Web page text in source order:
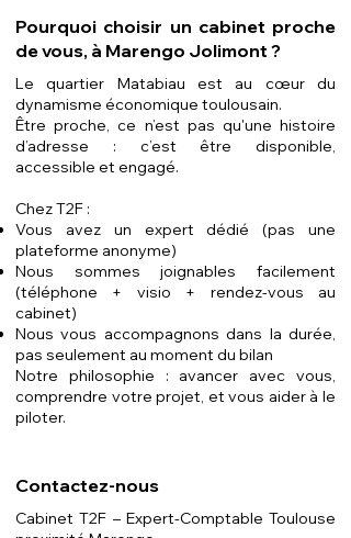
Pourquoi choisir un cabinet proche
de vous, à Marengo Jolimont ?
Le quartier Matabiau est au cœur du
dynamisme économique toulousain.
Être proche, ce n’est pas qu'une histoire
d’adresse : c’est être disponible,
accessible et engagé.
Chez T2F :
Vous avez un expert dédié (pas une
plateforme anonyme)
Nous sommes joignables facilement
(téléphone + visio + rendez-vous au
cabinet)
Nous vous accompagnons dans la durée,
pas seulement au moment du bilan
Notre philosophie : avancer avec vous,
comprendre votre projet, et vous aider à le
piloter.
Contactez-nous
Cabinet T2F – Expert-Comptable Toulouse